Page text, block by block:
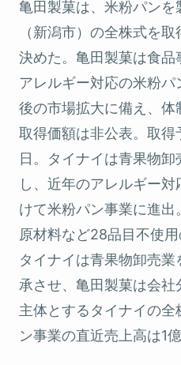
亀田製菓は、米粉パンを
（新潟市）の全株式を
決めた。亀田製菓は食
アレルギー対応の米粉
後の市場拡大に備え、体
取得価額は非公表。取得
日。タイナイは青果物
し、近年のアレルギー
けて米粉パン事業に進
原材料など28品目不使用
タイナイは青果物卸売
承させ、亀田製菓は会
主体とするタイナイの
ン事業の直近売上高は1